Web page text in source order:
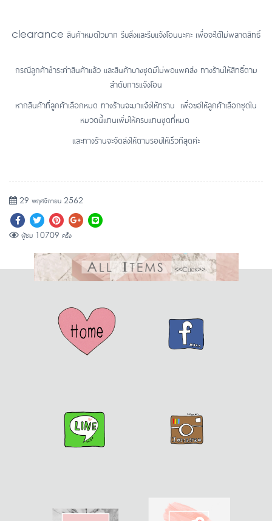
clearance สินค้าหมดไวมาก รีบสั่งและรีบแจ้งโอนนะคะ เพื่อจะได้ไม่พลาดสิทธิ์
กรณีลูกค้าชำระค่าสินค้าแล้ว และสินค้าบางชุดมีไม่พอแพคส่ง ทางร้านให้สิทธิ์ตาม
ลำดับการแจ้งโอน
หากสินค้าที่ลูกค้าเลือกหมด ทางร้านจะมาแจ้งให้ทราบ เพื่อขอให้ลูกค้าเลือกชุดใน
หมวดนี้แทนเพิ่มให้ครบแทนชุดที่หมด
และทางร้านจะจัดส่งให้ตามรอบให้เร็วทีสุดค่ะ
29 พฤศจิกายน 2562
ผู้ชม 10709 ครั้ง